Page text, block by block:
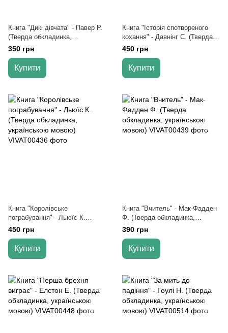
Книга "Дикі дівчата" - Павер Р.
(Тверда обкладинка,
українською мовою)
350 грн
Купити
Книга "Історія спотвореного
кохання" - Давнінг С. (Тверда
обкладинка, українською
мовою)
450 грн
Купити
Книга "Королівське
пограбування" - Льюїс К.
(Тверда обкладинка,
українською мовою)
450 грн
Купити
Книга "Вчитель" - Мак-Фадден
Ф. (Тверда обкладинка,
українською мовою)
390 грн
Купити